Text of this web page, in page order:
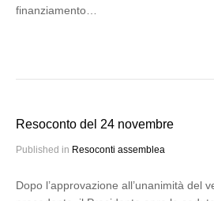
finanziamento…
Resoconto del 24 novembre
Published in Resoconti assemblea
Dopo l’approvazione all’unanimità del